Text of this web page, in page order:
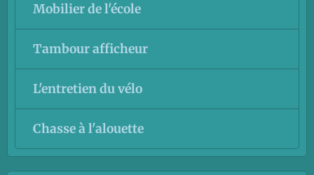
Mobilier de l'école
Tambour afficheur
L'entretien du vélo
Chasse à l'alouette